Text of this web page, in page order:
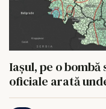
Iașul, pe o
oficiale arată